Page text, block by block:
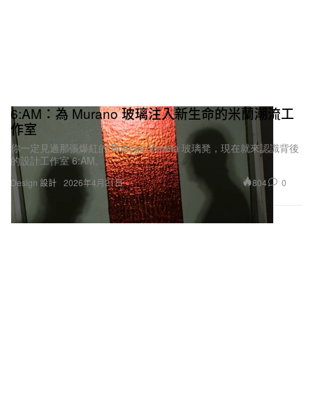
Design 設計
6:AM：為 Murano 玻璃注入新生命的米蘭潮流工
作室
你一定見過那張爆紅的 Bottega Veneta 玻璃凳，現在就來認識背後
的設計工作室 6:AM。
2026年4月21日 804 0